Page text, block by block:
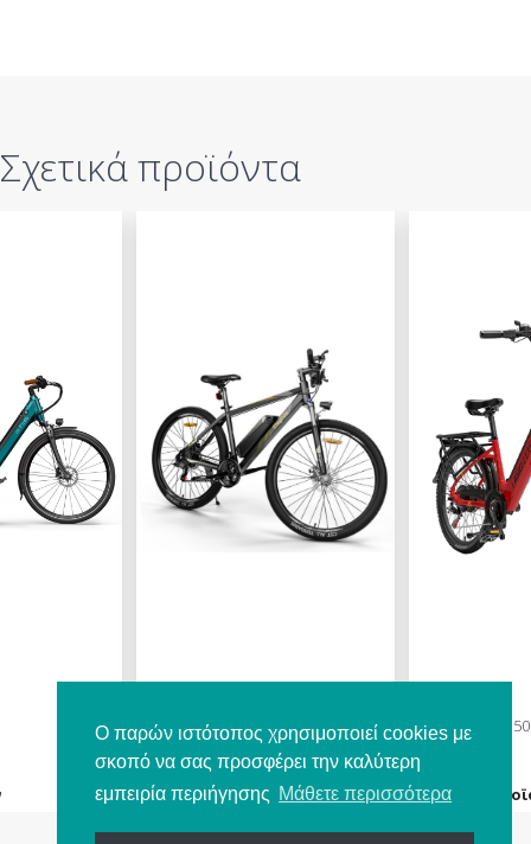
Ο παρών ιστότοπος χρησιμοποιεί cookies με
σκοπό να σας προσφέρει την καλύτερη
εμπειρία περιήγησης Μάθετε περισσότερα
Σχετικά προϊόντα
ELEGLIDE M1 PLUS 29inc
Δείτε το προϊόν
LANKELEISI
Δείτε το